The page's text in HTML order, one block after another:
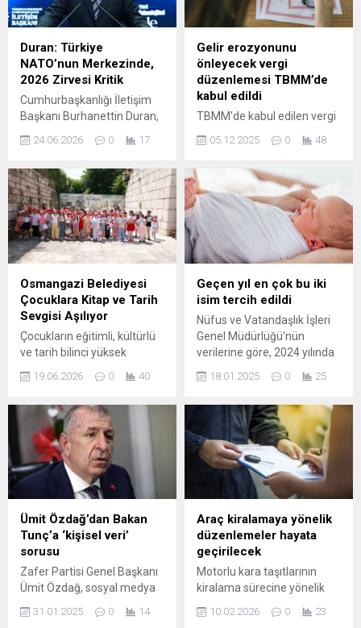
Duran: Türkiye
NATO’nun Merkezinde,
2026 Zirvesi Kritik
Cumhurbaşkanlığı İletişim
Başkanı Burhanettin Duran,
36. NATO Zirvesi öncesinde
gazetecilerle görüşerek
dönüşümünü ve Türkiye’nin
bu süreçteki rolünü
değerlendirdi. NATO’nun
kurumsal yapısının, değişen
tehditlere uyum sağlama
yeteneği sayesinde varlığını
sürdürdüğünü belirtti. Duran,
soğuk savaş dönemindeki
geleneksel askerî
kavramların yerini bugün
siber güvenlik, enerji hatları,
kritik altyapılar, tedarik
zincirleri ve...
24.06.2026 0 17
Gelir erozyonunu
önleyecek vergi
düzenlemesi TBMM’de
kabul edildi
TBMM'de kabul edilen vergi
düzenlemesi ile emlak
vergisi artışlarına tavan
faiz giderleri vergiden
düşebilecek. Tasarrufların
yatırıma yönlendirilmesi ve
gelir erozyonunu önlemek
hedefleniyor.
05.12.2025 0 48
Osmangazi Belediyesi
Çocuklara Kitap ve Tarih
Sevgisi Aşılıyor
Çocukların eğitimli, kültürlü
ve tarih bilinci yüksek
katkı sunan Osmangazi
etkinliklerle öğrencileri
Bursa’nın tarihi mirasıyla
buluşturmaya devam ediyor.
Bu kapsamda
gerçekleştirilen “Osmangazi
Okuyor Surlar Durağı”
etkinliğiyle minik öğrenciler
hem kitap okuma alışkanlığı
kazandı, hem de Bursa’nın
öğrenme fırsatı buldu.
Osmangazi Belediyesi
tarafından...
19.06.2026 0 40
Geçen yıl en çok bu iki
isim tercih edildi
Nüfus ve Vatandaşlık İşleri
Genel Müdürlüğü'nün
verilerine göre, 2024 yılında
kütüklerine tescil edildi. Kız
"'Defne'" ismi, erkek
çocuklarında ise en çok
"'Alparslan'" ismi tercih edildi.
İçişleri Bakanı ...
18.01.2025 0 25
Ümit Özdağ’dan Bakan
Tunç’a ‘kişisel veri’
sorusu
Zafer Partisi Genel Başkanı
Ümit Özdağ, sosyal medya
hesabından cezaevinden
yaptığı talebin Sabah
31.01.2025 0 14
Araç kiralamaya yönelik
düzenlemeler hayata
geçirilecek
Motorlu kara taşıtlarının
kiralama sürecine yönelik
getirilecek düzenlemeler,
ticari dengenin korunması
10.02.2026 0 23